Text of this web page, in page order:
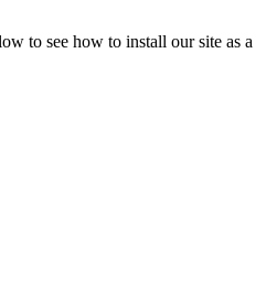
to see how to install our site as a